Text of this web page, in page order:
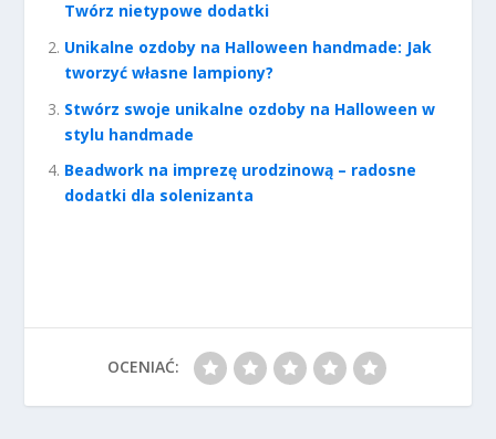
Twórz nietypowe dodatki
Unikalne ozdoby na Halloween handmade: Jak
tworzyć własne lampiony?
Stwórz swoje unikalne ozdoby na Halloween w
stylu handmade
Beadwork na imprezę urodzinową – radosne
dodatki dla solenizanta
OCENIAĆ: